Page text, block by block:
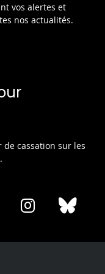
vos alertes et
nos actualités.
de cassation sur les
Share
Share
Instagram